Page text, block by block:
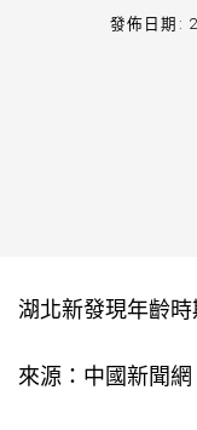
發佈日期:
湖北新發現年齡
來源：中國新聞網